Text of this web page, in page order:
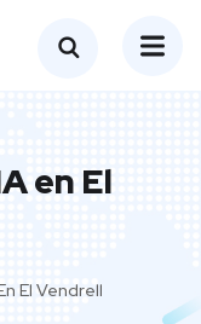
en El
El Vendrell